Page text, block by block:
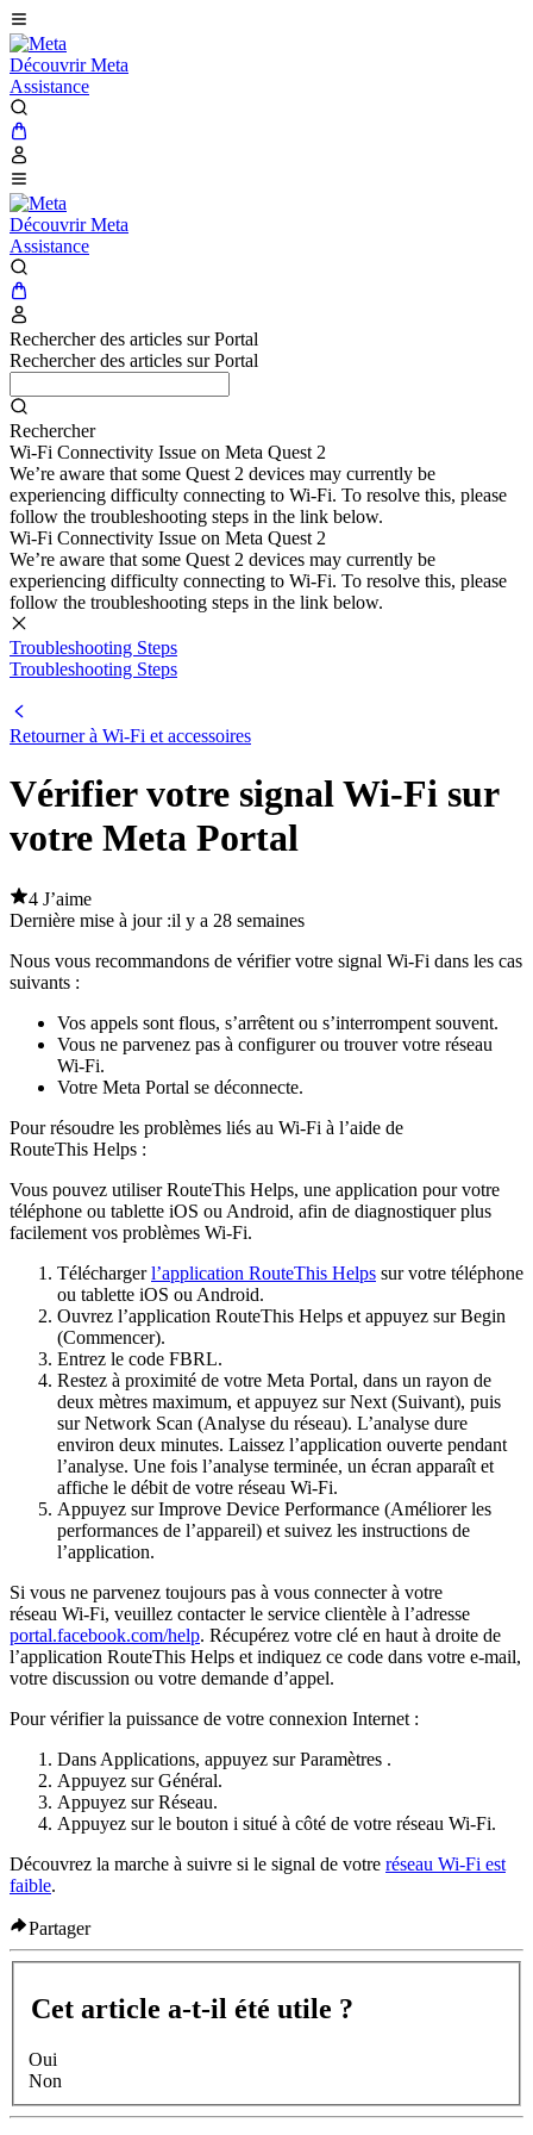
Découvrir Meta
Assistance
Découvrir Meta
Assistance
Rechercher des articles sur Portal
Rechercher des articles sur Portal
Rechercher
Wi-Fi Connectivity Issue on Meta Quest 2
We’re aware that some Quest 2 devices may currently be
experiencing difficulty connecting to Wi-Fi. To resolve this, please
follow the troubleshooting steps in the link below.
Wi-Fi Connectivity Issue on Meta Quest 2
We’re aware that some Quest 2 devices may currently be
experiencing difficulty connecting to Wi-Fi. To resolve this, please
follow the troubleshooting steps in the link below.
Troubleshooting Steps
Troubleshooting Steps
Retourner à Wi-Fi et accessoires
Vérifier votre signal Wi-Fi sur
votre Meta Portal
4 J’aime
Dernière mise à jour :il y a 28 semaines
Nous vous recommandons de vérifier votre signal Wi-Fi dans les cas
suivants :
Vos appels sont flous, s’arrêtent ou s’interrompent souvent.
Vous ne parvenez pas à configurer ou trouver votre réseau
Wi-Fi.
Votre Meta Portal se déconnecte.
Pour résoudre les problèmes liés au Wi-Fi à l’aide de
RouteThis Helps :
Vous pouvez utiliser RouteThis Helps, une application pour votre
téléphone ou tablette iOS ou Android, afin de diagnostiquer plus
facilement vos problèmes Wi-Fi.
Téléchargerl’application RouteThis Helps sur votre téléphone
ou tablette iOS ou Android.
Ouvrez l’application RouteThis Helps et appuyez surBegin
(Commencer).
Entrez le code FBRL.
Restez à proximité de votre Meta Portal, dans un rayon de
deux mètres maximum, et appuyez surNext (Suivant), puis
surNetwork Scan (Analyse du réseau). L’analyse dure
environ deux minutes. Laissez l’application ouverte pendant
l’analyse. Une fois l’analyse terminée, un écran apparaît et
affiche le débit de votre réseau Wi-Fi.
Appuyez surImprove Device Performance (Améliorer les
performances de l’appareil) et suivez les instructions de
l’application.
Si vous ne parvenez toujours pas à vous connecter à votre
réseau Wi-Fi, veuillez contacter le service clientèle à l’adresse
portal.facebook.com/help. Récupérez votre clé en haut à droite de
l’application RouteThis Helps et indiquez ce code dans votre e-mail,
votre discussion ou votre demande d’appel.
Pour vérifier la puissance de votre connexion Internet :
Dans Applications, appuyez surParamètres .
Appuyez surGénéral.
Appuyez surRéseau.
Appuyez sur le bouton i situé à côté de votre réseau Wi-Fi.
Découvrez la marche à suivre si le signal de votre réseau Wi-Fi est
faible.
Partager
Cet article a-t-il été utile ?
Oui
Non